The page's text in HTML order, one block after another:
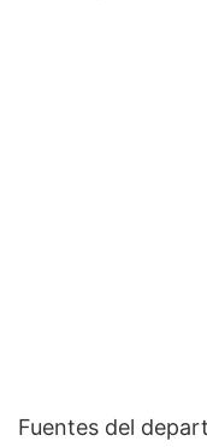
Fuentes del